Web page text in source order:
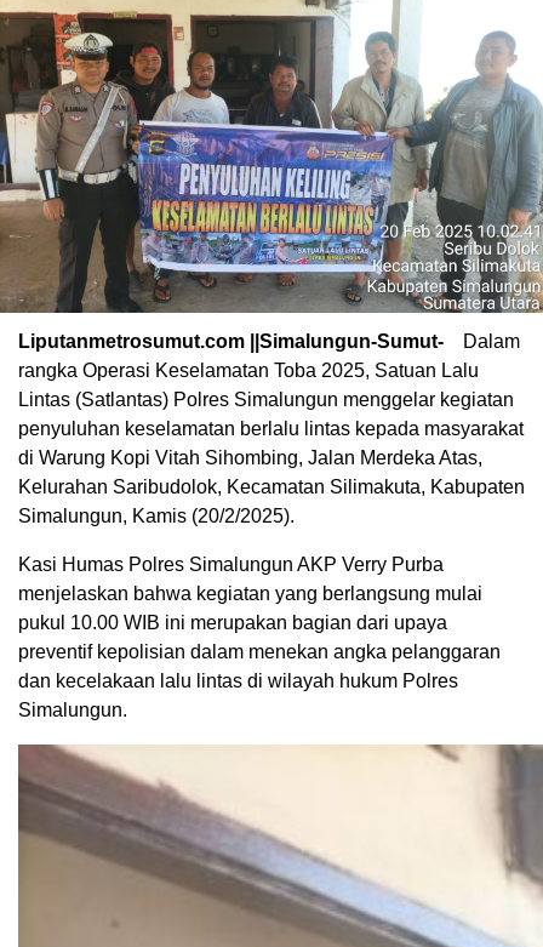
Liputanmetrosumut.com ||Simalungun-Sumut-
Dalam
rangka Operasi Keselamatan Toba 2025, Satuan Lalu
Lintas (Satlantas) Polres Simalungun menggelar kegiatan
penyuluhan keselamatan berlalu lintas kepada masyarakat
di Warung Kopi Vitah Sihombing, Jalan Merdeka Atas,
Kelurahan Saribudolok, Kecamatan Silimakuta, Kabupaten
Simalungun, Kamis (20/2/2025).
Kasi Humas Polres Simalungun AKP Verry Purba
menjelaskan bahwa kegiatan yang berlangsung mulai
pukul 10.00 WIB ini merupakan bagian dari upaya
preventif kepolisian dalam menekan angka pelanggaran
dan kecelakaan lalu lintas di wilayah hukum Polres
Simalungun.